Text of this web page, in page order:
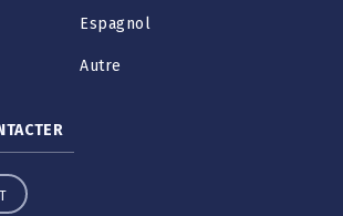
Espagnol
Autre